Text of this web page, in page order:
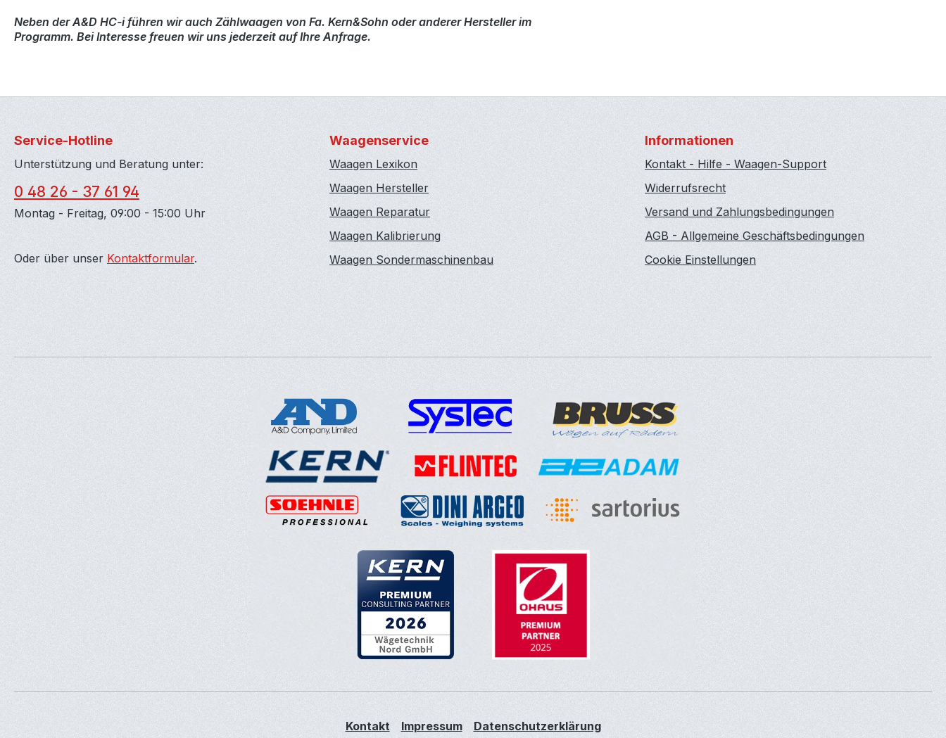
Neben der A&D HC-i führen wir auch Zählwaagen von Fa. Kern&Sohn oder anderer Hersteller im
Programm. Bei Interesse freuen wir uns jederzeit auf Ihre Anfrage.
Service-Hotline
Unterstützung und Beratung unter:
0 48 26 - 37 61 94
Montag - Freitag, 09:00 - 15:00 Uhr
Oder über unser Kontaktformular.
Waagenservice
Waagen Lexikon
Waagen Hersteller
Waagen Reparatur
Waagen Kalibrierung
Waagen Sondermaschinenbau
Informationen
Kontakt - Hilfe - Waagen-Support
Widerrufsrecht
Versand und Zahlungsbedingungen
AGB - Allgemeine Geschäftsbedingungen
Cookie Einstellungen
Kontakt Impressum Datenschutzerklärung